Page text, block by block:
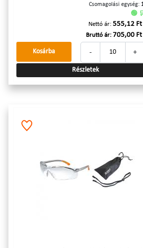
Csomagolási egység:
🟢
Nettó ár: 555,12 Ft
Bruttó ár: 705,00 Ft
- +
Kosárba
Részletek